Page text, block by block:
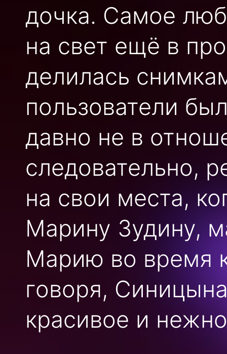
дочка. Самое
на свет ещё в
делилась
пользователи
давно не в
следовательно,
на свои места,
Марину Зудину,
Марию во время
говоря,
красивое и